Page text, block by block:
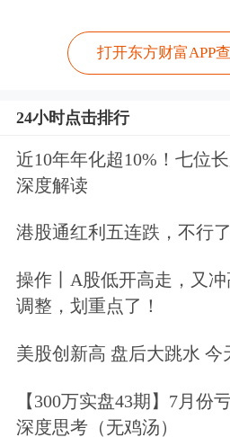
打开东方财富APP
24小时点击排行
近10年年化超10%！七位
深度解读
港股通红利五连跌，不行
操作丨A股低开高走，又
调整，划重点了！
美股创新高 盘后大跳水 今
【300万实盘43期】7月份
深度思考（无鸡汤）